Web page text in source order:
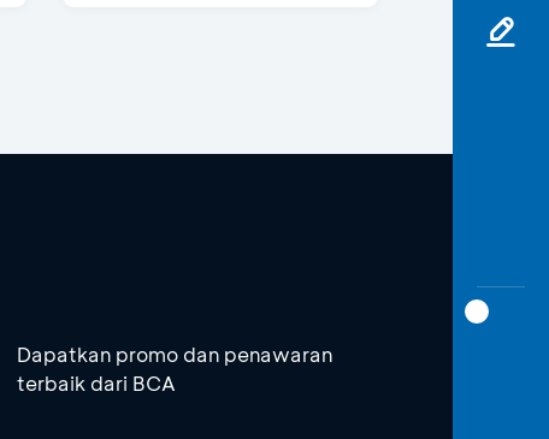
Dapatkan promo dan penawaran
terbaik dari BCA